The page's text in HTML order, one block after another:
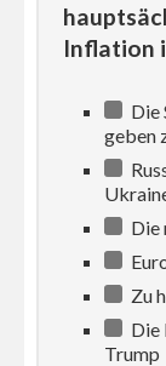
Inflation
Die
geben
Die
Zu
Die
Trump